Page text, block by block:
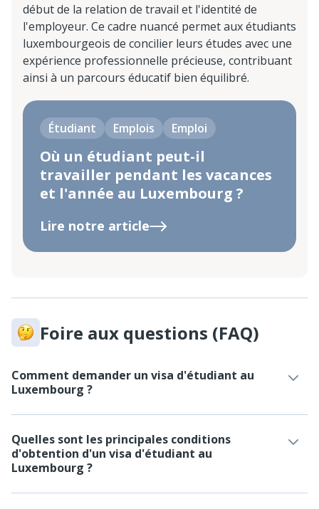
début de la relation de travail et l'identité de
l'employeur. Ce cadre nuancé permet aux étudiants
luxembourgeois de concilier leurs études avec une
expérience professionnelle précieuse, contribuant
ainsi à un parcours éducatif bien équilibré.
Étudiant Emplois Emploi
Où un étudiant peut-il
travailler pendant les vacances
et l'année au Luxembourg ?
Lire notre article
Foire aux questions (FAQ)
Comment demander un visa d'étudiant au
Luxembourg ?
Quelles sont les principales conditions
d'obtention d'un visa d'étudiant au
Luxembourg ?